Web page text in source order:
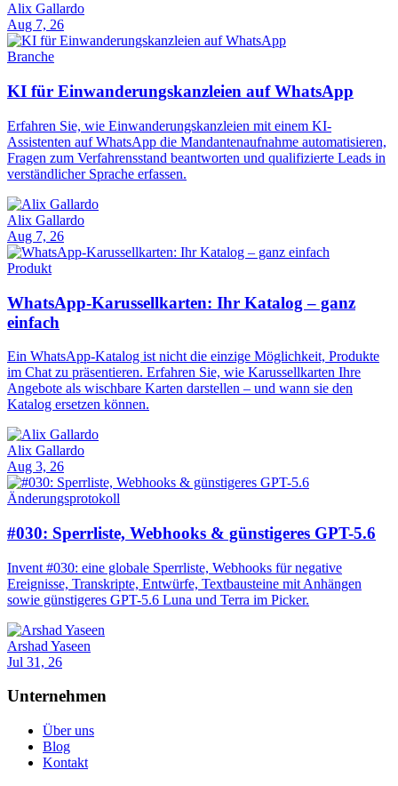
Alix Gallardo
Aug 7, 26
Branche
KI für Einwanderungskanzleien auf WhatsApp
Erfahren Sie, wie Einwanderungskanzleien mit einem KI-
Assistenten auf WhatsApp die Mandantenaufnahme automatisieren,
Fragen zum Verfahrensstand beantworten und qualifizierte Leads in
verständlicher Sprache erfassen.
Alix Gallardo
Aug 7, 26
Produkt
WhatsApp-Karussellkarten: Ihr Katalog – ganz
einfach
Ein WhatsApp-Katalog ist nicht die einzige Möglichkeit, Produkte
im Chat zu präsentieren. Erfahren Sie, wie Karussellkarten Ihre
Angebote als wischbare Karten darstellen – und wann sie den
Katalog ersetzen können.
Alix Gallardo
Aug 3, 26
Änderungsprotokoll
#030: Sperrliste, Webhooks & günstigeres GPT-5.6
Invent #030: eine globale Sperrliste, Webhooks für negative
Ereignisse, Transkripte, Entwürfe, Textbausteine mit Anhängen
sowie günstigeres GPT-5.6 Luna und Terra im Picker.
Arshad Yaseen
Jul 31, 26
Unternehmen
Über uns
Blog
Kontakt